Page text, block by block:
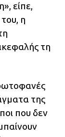
είπε,
η
τη
της
που δεν